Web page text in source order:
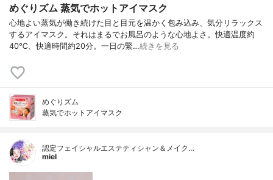
めぐりズム 蒸気でホットアイマスク
心地よい蒸気が働き続けた目と目元を温かく包み込み、気分リラックス
するアイマスク。それはまるでお風呂のような心地よさ。快適温度約
40℃、快適時間約20分。一日の緊…続きを見る
めぐりズム
蒸気でホットアイマスク
認定フェイシャルエステティシャン＆メイク…
miel